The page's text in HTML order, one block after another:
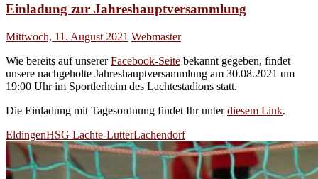
Einladung zur Jahreshauptversammlung
Mittwoch, 11. August 2021 Webmaster
Wie bereits auf unsererFacebook-Seite bekannt gegeben, findet
unsere nachgeholte Jahreshauptversammlung am 30.08.2021 um
19:00 Uhr im Sportlerheim des Lachtestadions statt.
Die Einladung mit Tagesordnung findet Ihr unterdiesem Link.
EldingenHSG Lachte-LutterLachendorf